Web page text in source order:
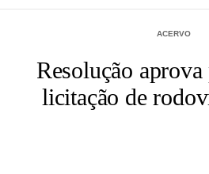
ACERVO
Resolução aprova
licitação de